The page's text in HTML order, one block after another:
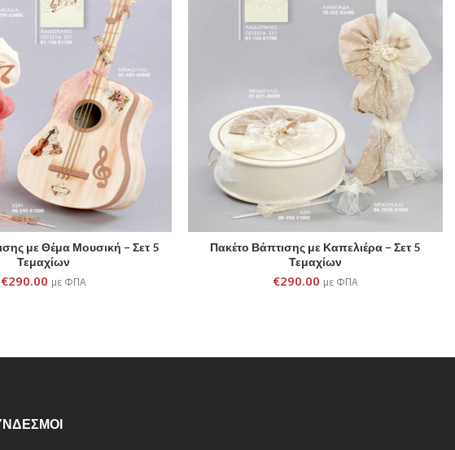
ADD TO CART
με Θέμα Μουσική – Σετ 5
Τεμαχίων
€290.00 με ΦΠΑ
ADD TO CART
Πακέτο Βάπτισης με Καπελιέρα – Σετ 5
Τεμαχίων
€290.00 με ΦΠΑ